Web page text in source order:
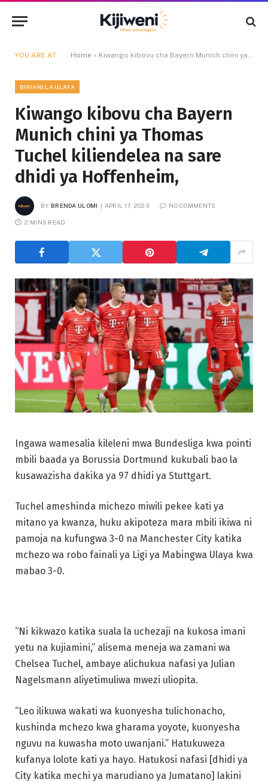
YOU ARE AT: Home » Kiwango kibovu cha Bayern Munich chini ya Thomas Tuchel kiliendelea na sare dhidi ya Hoffenheim,
BIRIANI LA ULAYA
Kiwango kibovu cha Bayern
Munich chini ya Thomas
Tuchel kiliendelea na sare
dhidi ya Hoffenheim,
BY BRENDA ULOMI APRIL 17, 2023 NO COMMENTS
2 MINS READ
Ingawa wamesalia kileleni mwa Bundesliga kwa pointi
mbili baada ya Borussia Dortmund kukubali bao la
kusawazisha dakika ya 97 dhidi ya Stuttgart.
Tuchel ameshinda michezo miwili pekee kati ya
mitano ya kwanza, huku akipoteza mara mbili ikiwa ni
pamoja na kufungwa 3-0 na Manchester City katika
mchezo wa robo fainali ya Ligi ya Mabingwa Ulaya kwa
mabao 3-0.
“Ni kikwazo katika suala la uchezaji na kukosa imani
yetu na kujiamini,” alisema meneja wa zamani wa
Chelsea Tuchel, ambaye alichukua nafasi ya Julian
Nagelsmann aliyetimuliwa mwezi uliopita.
“Leo ilikuwa wakati wa kuonyesha tulichonacho,
kushinda mchezo kwa gharama yoyote, kuonyesha
nguvu na kuwasha moto uwanjani.” Hatukuweza
kufanya lolote kati ya hayo. Hatukosi nafasi [dhidi ya
City katika mechi ya marudiano ya Jumatano] lakini